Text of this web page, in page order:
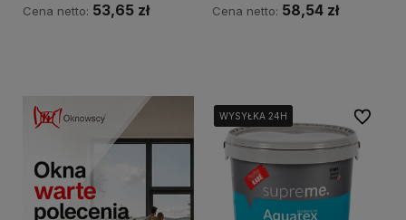
Cena netto: 53,65 zł Cena netto: 58,54 zł
WYSYŁKA 24H
WYSYŁKA 24H
WYSYŁKA 24H Do